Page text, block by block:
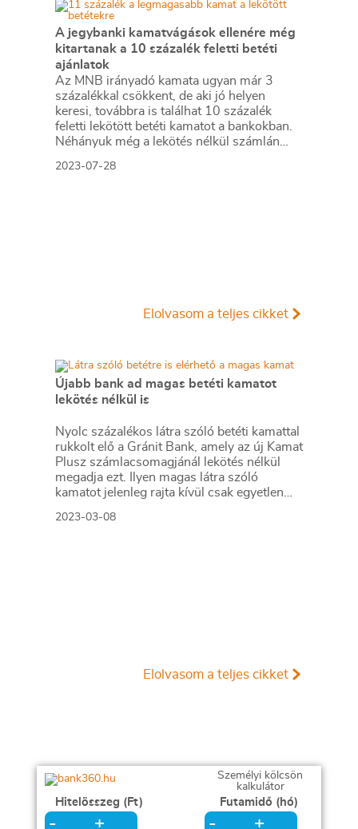
A jegybanki kamatvágások ellenére még
kitartanak a 10 százalék feletti betéti
ajánlatok
Az MNB irányadó kamata ugyan már 3
százalékkal csökkent, de aki jó helyen
keresi, továbbra is találhat 10 százalék
feletti lekötött betéti kamatot a bankokban.
Néhányuk még a lekötés nélkül számlán
2023-07-28
Elolvasom a teljes cikket
Újabb bank ad magas betéti kamatot
lekötés nélkül is
Nyolc százalékos látra szóló betéti kamattal
rukkolt elő a Gránit Bank, amely az új Kamat
Plusz számlacsomagjánál lekötés nélkül
megadja ezt. Ilyen magas látra szóló
kamatot jelenleg rajta kívül csak egyetlen
sem adnak.
2023-03-08
Elolvasom a teljes cikket
Személyi kölcsön
kalkulátor
Hitelösszeg (Ft)
- +
Futamidő (hó)
- +